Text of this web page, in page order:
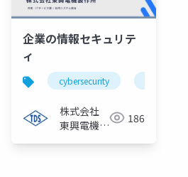
企業の情報セキュリテ
ィ
cybersecurity
株式会社
東興電機製
186